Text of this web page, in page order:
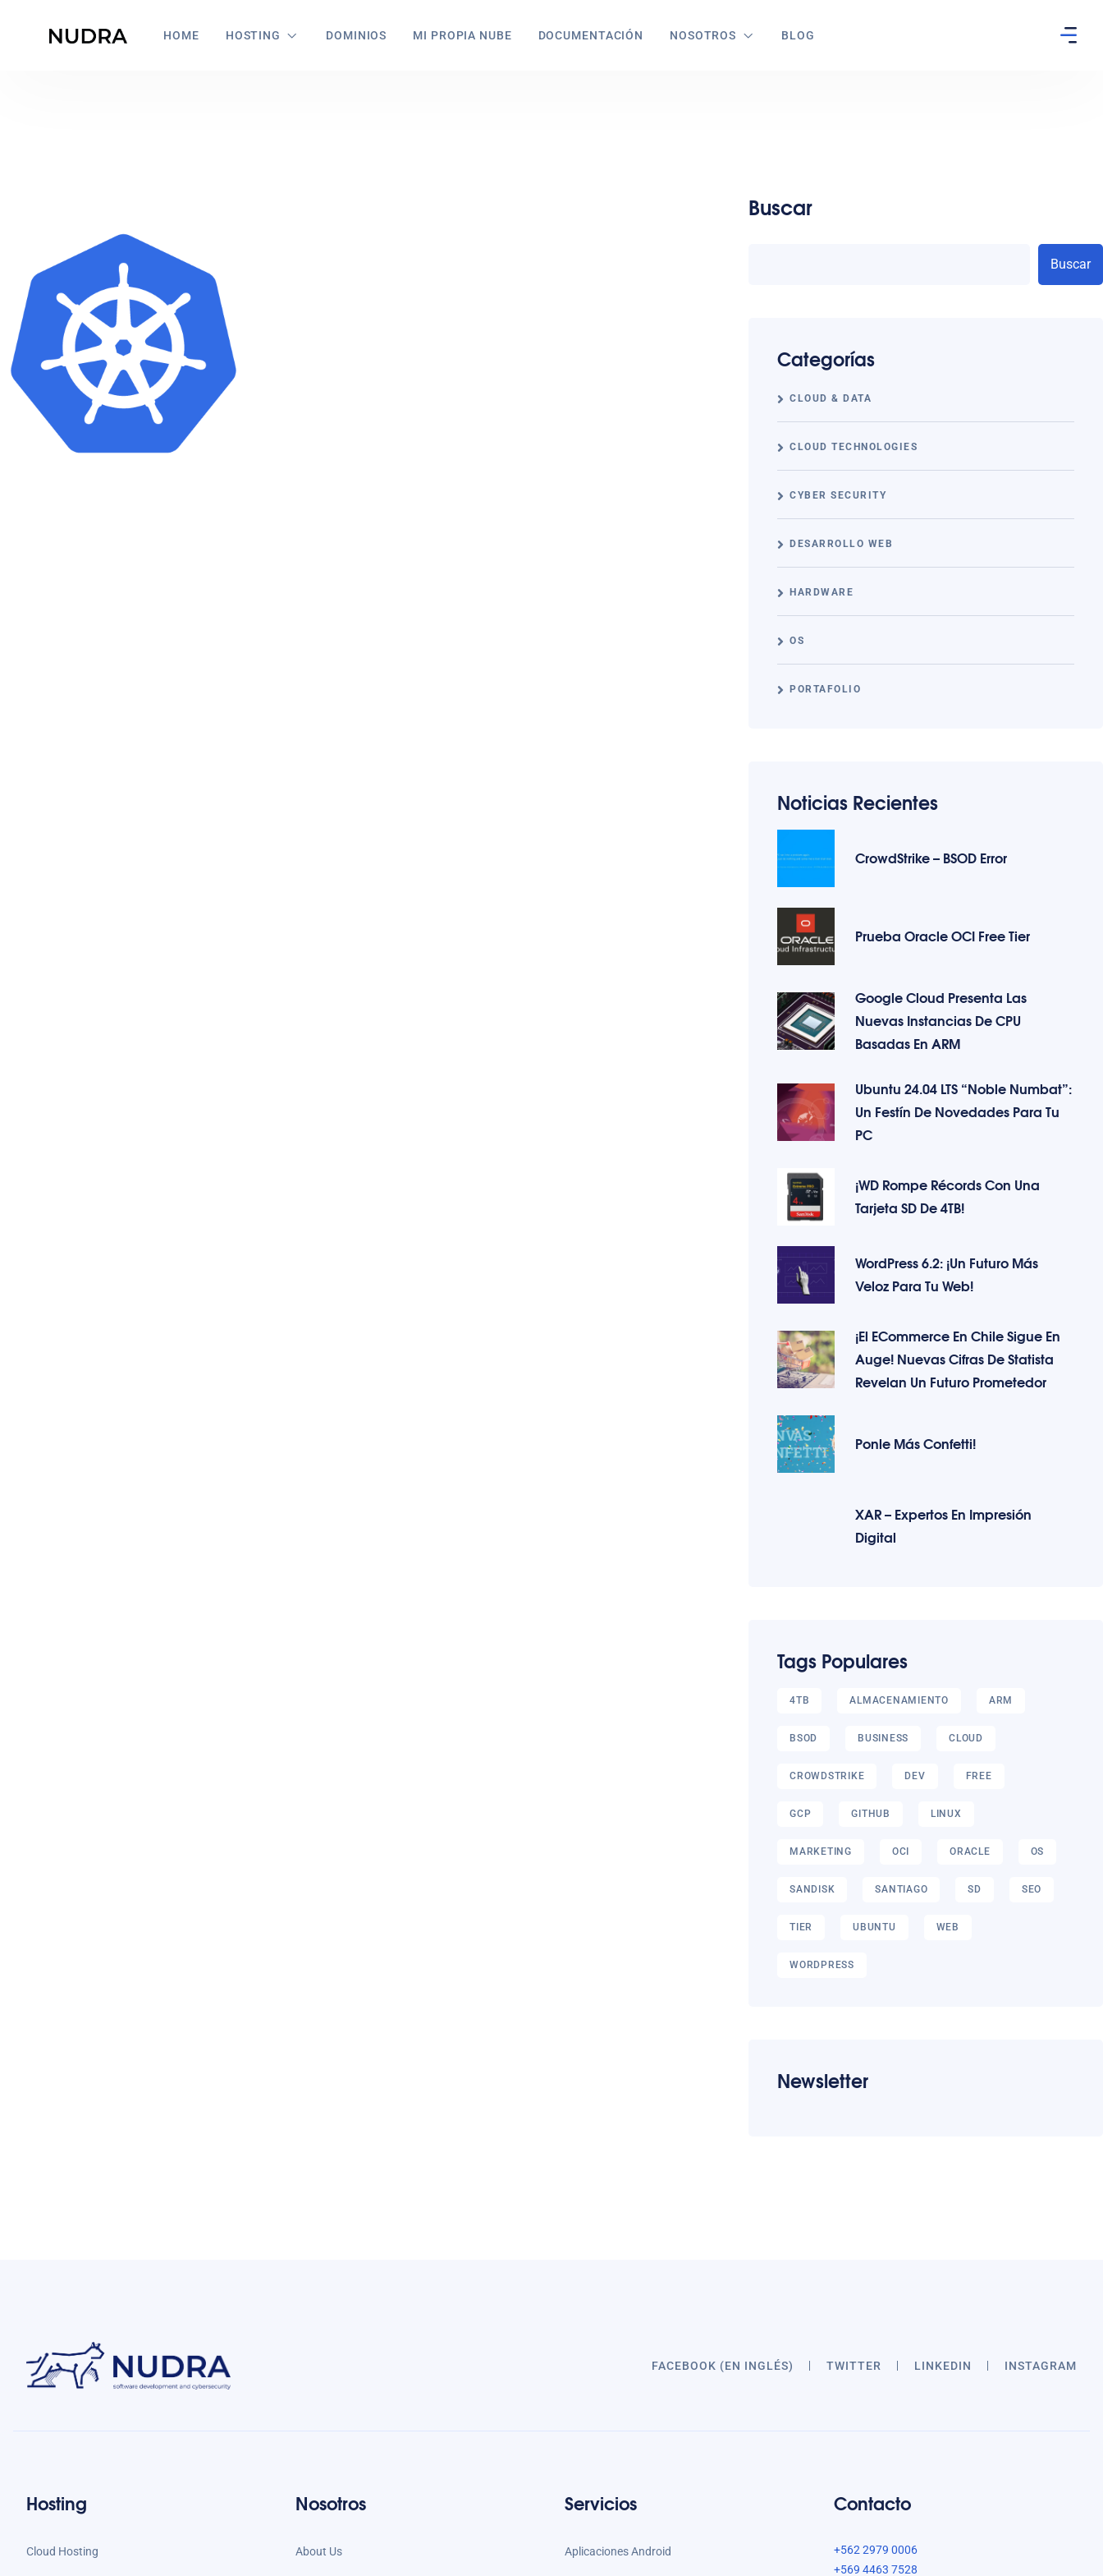
HOME HOSTING DOMINIOS MI PROPIA NUBE DOCUMENTACIÓN NOSOTROS BLOG
Buscar
Buscar
Categorías
CLOUD & DATA
CLOUD TECHNOLOGIES
CYBER SECURITY
DESARROLLO WEB
HARDWARE
OS
PORTAFOLIO
Noticias Recientes
CrowdStrike – BSOD Error
Prueba Oracle OCI Free Tier
Google Cloud Presenta Las
Nuevas Instancias De CPU
Basadas En ARM
Ubuntu 24.04 LTS “Noble Numbat”:
Un Festín De Novedades Para Tu
PC
¡WD Rompe Récords Con Una
Tarjeta SD De 4TB!
WordPress 6.2: ¡Un Futuro Más
Veloz Para Tu Web!
¡El ECommerce En Chile Sigue En
Auge! Nuevas Cifras De Statista
Revelan Un Futuro Prometedor
Ponle Más Confetti!
XAR – Expertos En Impresión
Digital
Tags Populares
4TB ALMACENAMIENTO ARM
BSOD BUSINESS CLOUD
CROWDSTRIKE DEV FREE
GCP GITHUB LINUX
MARKETING OCI ORACLE OS
SANDISK SANTIAGO SD SEO
TIER UBUNTU WEB
WORDPRESS
Newsletter
FACEBOOK (EN INGLÉS) TWITTER LINKEDIN INSTAGRAM
Hosting
Cloud Hosting
Nosotros
About Us
Servicios
Aplicaciones Android
Contacto
+562 2979 0006
+569 4463 7528